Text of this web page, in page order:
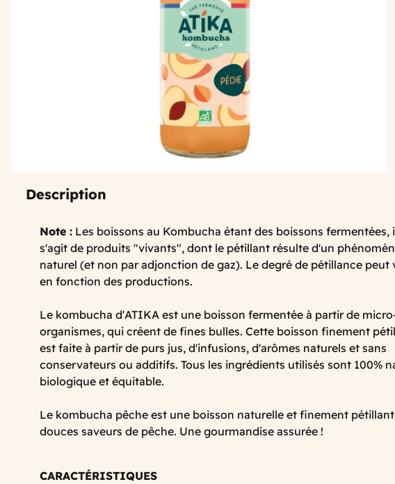
Description
Note : Les boissons au Kombucha étant des boissons fermentées,
s'agit de produits "vivants", dont le pétillant résulte d'un
naturel (et non par adjonction de gaz). Le degré de pétillance peut
en fonction des productions.
Le kombucha d'ATIKA est une boisson fermentée à partir de
organismes, qui créent de fines bulles. Cette boisson finement
est faite à partir de purs jus, d'infusions, d'arômes naturels et sans
conservateurs ou additifs. Tous les ingrédients utilisés sont 100%
biologique et équitable.
Le kombucha pêche est une boisson naturelle et finement
douces saveurs de pêche. Une gourmandise assurée !
CARACTÉRISTIQUES